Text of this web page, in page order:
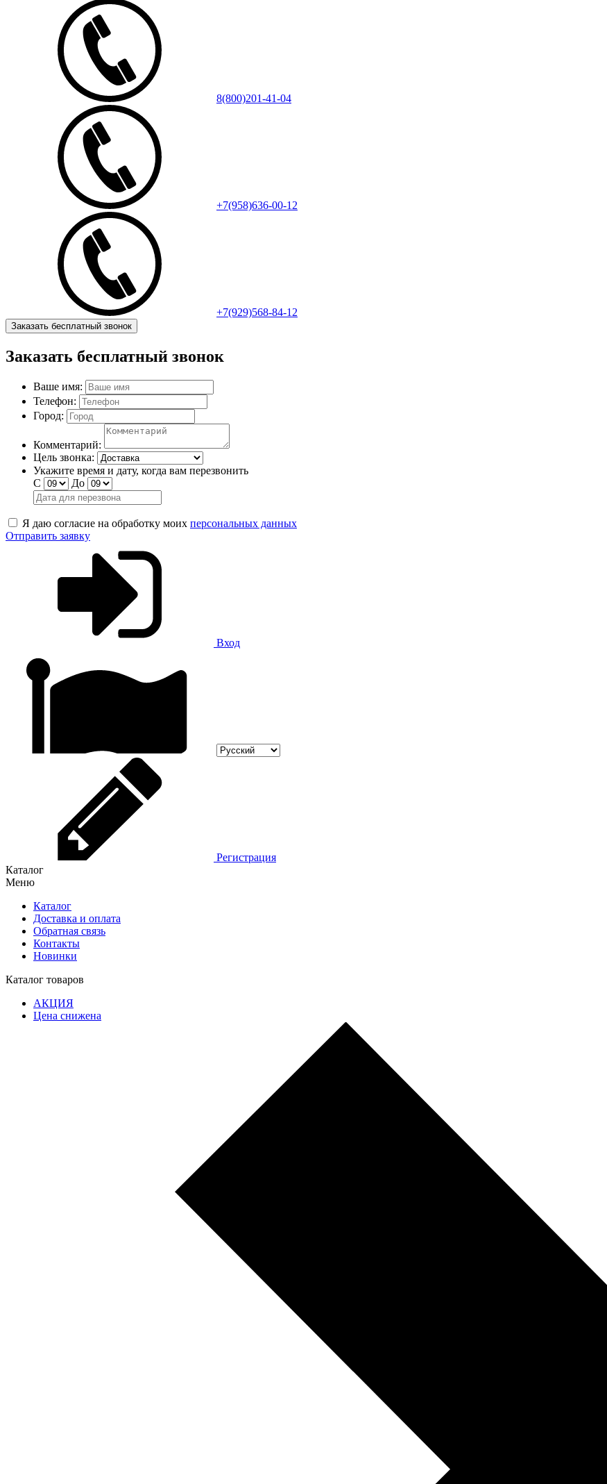
8(800)201-41-04
+7(958)636-00-12
+7(929)568-84-12
Заказать бесплатный звонок
Заказать бесплатный звонок
Ваше имя:
Телефон:
Город:
Комментарий:
Цель звонка:
Укажите время и дату, когда вам перезвонить
С
До
Я даю согласие на обработку моих персональных данных
Отправить заявку
Вход
Регистрация
Каталог
Меню
Каталог
Доставка и оплата
Обратная связь
Контакты
Новинки
Каталог товаров
АКЦИЯ
Цена снижена